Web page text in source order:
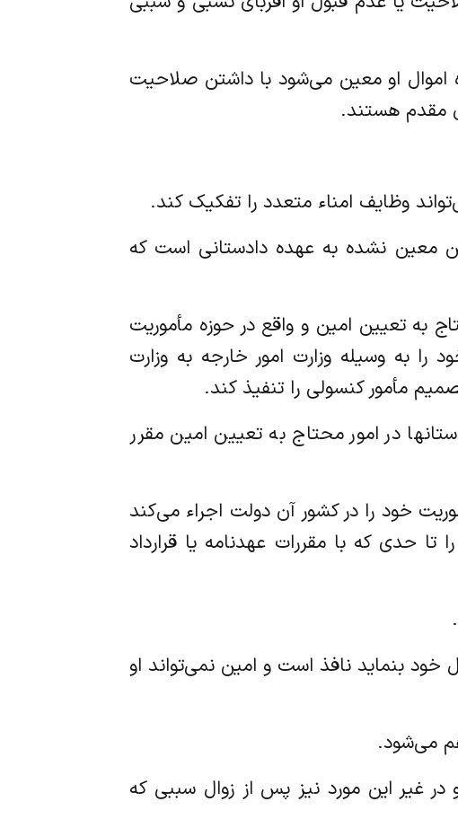
اموال او معین می‌شود با داشتن صلاحیت
مقدم هستند.
معین نشده به عهده دادستانی است که
محتاج به تعیین امین و واقع در حوزه مأموریت
به وسیله وزارت امور خارجه به وزارت
مأمور کنسولی را تنفیذ کند.
در امور محتاج به تعیین امین مقرر
خود را در کشور آن دولت اجراء می‌کند
حدی که با مقررات عهدنامه یا قرارداد
خود بنماید نافذ است و امین نمی‌تواند او
در غیر این مورد نیز پس از زوال سببی که